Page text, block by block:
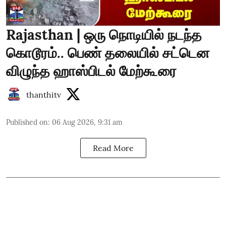
Rajasthan | ஒரு நொடியில் நடந்த
கொடூரம்.. பெண் தலையில் சட்டென
விழுந்த ஹாஸ்பிடல் மேற்கூரை
thanthitv
Published on: 06 Aug 2026, 9:31 am
Read More